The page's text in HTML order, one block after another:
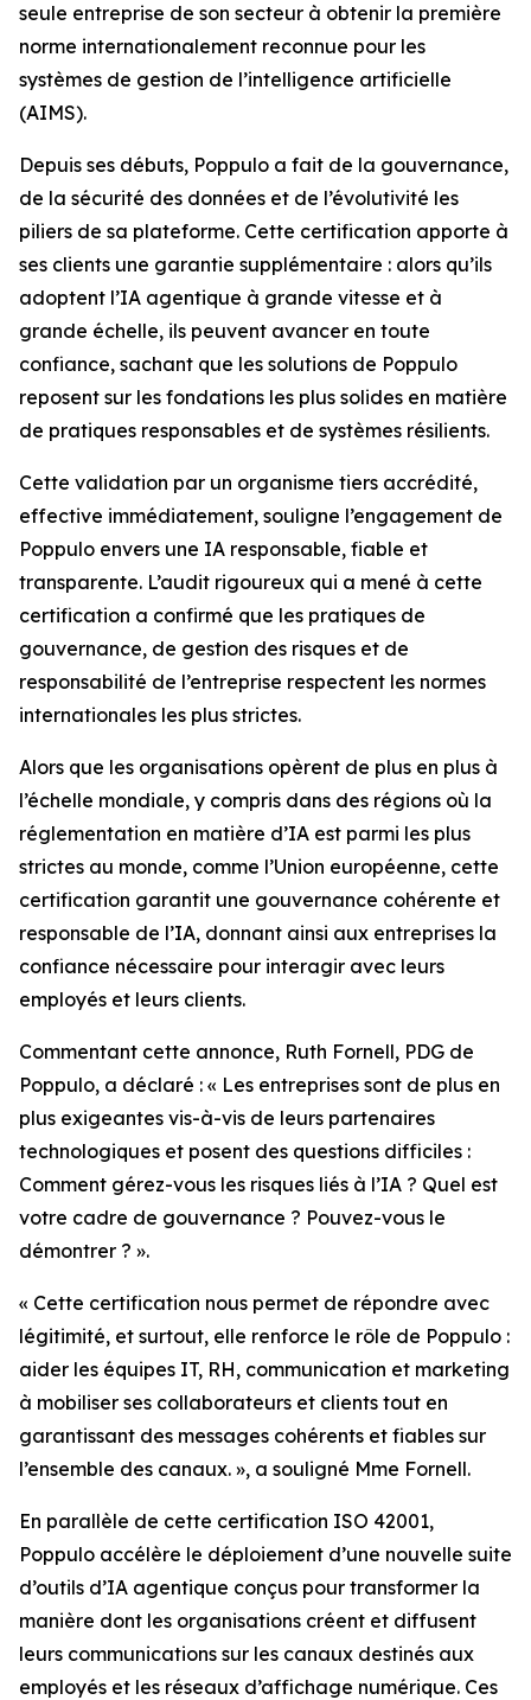
seule entreprise de son secteur à obtenir la première
norme internationalement reconnue pour les
systèmes de gestion de l’intelligence artificielle
(AIMS).
Depuis ses débuts, Poppulo a fait de la gouvernance,
de la sécurité des données et de l’évolutivité les
piliers de sa plateforme. Cette certification apporte à
ses clients une garantie supplémentaire : alors qu’ils
adoptent l’IA agentique à grande vitesse et à
grande échelle, ils peuvent avancer en toute
confiance, sachant que les solutions de Poppulo
reposent sur les fondations les plus solides en matière
de pratiques responsables et de systèmes résilients.
Cette validation par un organisme tiers accrédité,
effective immédiatement, souligne l’engagement de
Poppulo envers une IA responsable, fiable et
transparente. L’audit rigoureux qui a mené à cette
certification a confirmé que les pratiques de
gouvernance, de gestion des risques et de
responsabilité de l’entreprise respectent les normes
internationales les plus strictes.
Alors que les organisations opèrent de plus en plus à
l’échelle mondiale, y compris dans des régions où la
réglementation en matière d’IA est parmi les plus
strictes au monde, comme l’Union européenne, cette
certification garantit une gouvernance cohérente et
responsable de l’IA, donnant ainsi aux entreprises la
confiance nécessaire pour interagir avec leurs
employés et leurs clients.
Commentant cette annonce, Ruth Fornell, PDG de
Poppulo, a déclaré : « Les entreprises sont de plus en
plus exigeantes vis-à-vis de leurs partenaires
technologiques et posent des questions difficiles :
Comment gérez-vous les risques liés à l’IA ? Quel est
votre cadre de gouvernance ? Pouvez-vous le
démontrer ? ».
« Cette certification nous permet de répondre avec
légitimité, et surtout, elle renforce le rôle de Poppulo :
aider les équipes IT, RH, communication et marketing
à mobiliser ses collaborateurs et clients tout en
garantissant des messages cohérents et fiables sur
l’ensemble des canaux. », a souligné Mme Fornell.
En parallèle de cette certification ISO 42001,
Poppulo accélère le déploiement d’une nouvelle suite
d’outils d’IA agentique conçus pour transformer la
manière dont les organisations créent et diffusent
leurs communications sur les canaux destinés aux
employés et les réseaux d’affichage numérique. Ces